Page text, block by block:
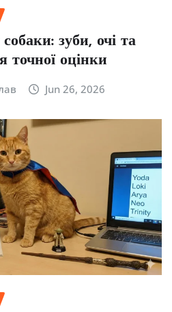
зуби, очі та
точної оцінки
Jun 26, 2026